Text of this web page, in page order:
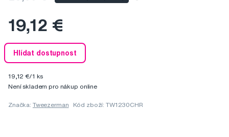
19,12 €
Hlídat dostupnost
19,12 €/1 ks
Není skladem pro nákup online
Značka: Tweezerman Kód zboží: TW1230CHR